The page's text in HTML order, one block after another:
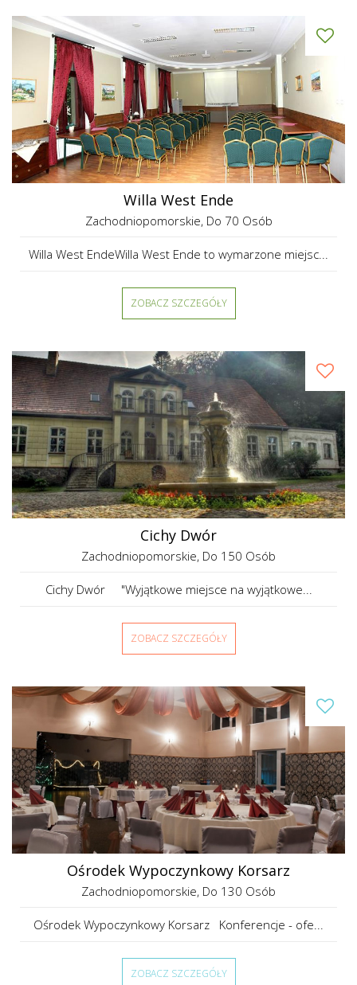
Willa West Ende
Zachodniopomorskie, Do 70 Osób
Willa West EndeWilla West Ende to wymarzone miejsc...
ZOBACZ SZCZEGÓŁY
Cichy Dwór
Zachodniopomorskie, Do 150 Osób
Cichy Dwór "Wyjątkowe miejsce na wyjątkowe...
ZOBACZ SZCZEGÓŁY
Ośrodek Wypoczynkowy Korsarz
Zachodniopomorskie, Do 130 Osób
Ośrodek Wypoczynkowy Korsarz Konferencje - ofe...
ZOBACZ SZCZEGÓŁY